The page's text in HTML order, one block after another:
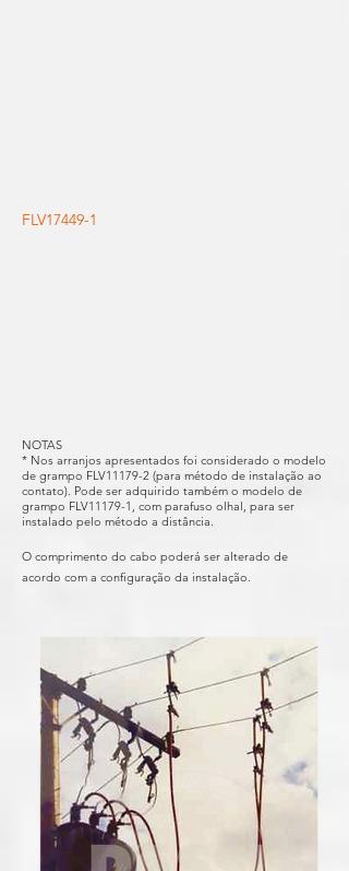
FLV17449-1
NOTAS
* Nos arranjos apresentados foi considerado o modelo
de grampo FLV11179-2 (para método de instalação ao
contato). Pode ser adquirido também o modelo de
grampo FLV11179-1, com parafuso olhal, para ser
instalado pelo método a distância.
O comprimento do cabo poderá ser alterado de
acordo com a configuração da instalação.